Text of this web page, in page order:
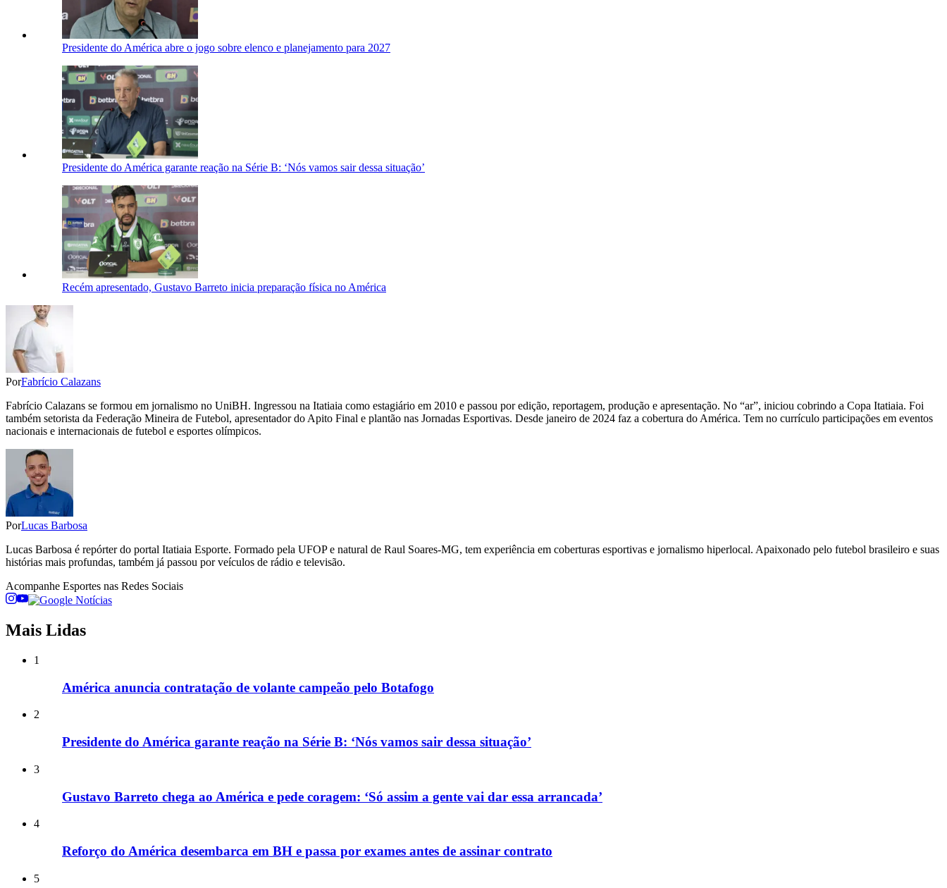
Presidente do América abre o jogo sobre elenco e planejamento para 2027
Presidente do América garante reação na Série B: ‘Nós vamos sair dessa situação’
Recém apresentado, Gustavo Barreto inicia preparação física no América
PorFabrício Calazans
Fabrício Calazans se formou em jornalismo no UniBH. Ingressou na Itatiaia como estagiário em 2010 e passou por edição, reportagem, produção e apresentação. No “ar”, iniciou cobrindo a Copa Itatiaia. Foi
também setorista da Federação Mineira de Futebol, apresentador do Apito Final e plantão nas Jornadas Esportivas. Desde janeiro de 2024 faz a cobertura do América. Tem no currículo participações em eventos
nacionais e internacionais de futebol e esportes olímpicos.
PorLucas Barbosa
Lucas Barbosa é repórter do portal Itatiaia Esporte. Formado pela UFOP e natural de Raul Soares-MG, tem experiência em coberturas esportivas e jornalismo hiperlocal. Apaixonado pelo futebol brasileiro e suas
histórias mais profundas, também já passou por veículos de rádio e televisão.
Acompanhe Esportes nas Redes Sociais
Mais Lidas
1
América anuncia contratação de volante campeão pelo Botafogo
2
Presidente do América garante reação na Série B: ‘Nós vamos sair dessa situação’
3
Gustavo Barreto chega ao América e pede coragem: ‘Só assim a gente vai dar essa arrancada’
4
Reforço do América desembarca em BH e passa por exames antes de assinar contrato
5